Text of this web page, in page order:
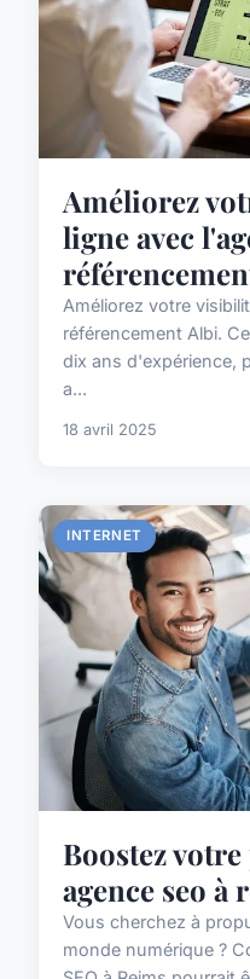
Améliorez
ligne avec
Améliorez votre
référencement Albi.
dix ans d'expérience,
a...
18 avril 2025
INTERNET
Boostez
agence seo à
Vous cherchez à
monde numérique ?